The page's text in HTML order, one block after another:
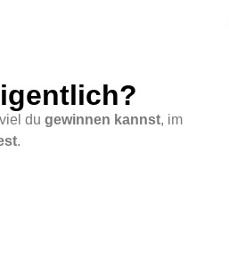
du gewinnen kannst, im
.